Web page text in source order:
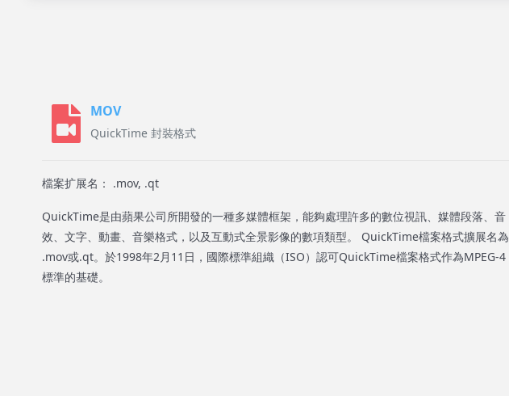
MOV
QuickTime 封裝格式
檔案扩展名： .mov, .qt
QuickTime是由蘋果公司所開發的一種多媒體框架，能夠處理許多的數位視訊、媒體段落、音
效、文字、動畫、音樂格式，以及互動式全景影像的數項類型。 QuickTime檔案格式擴展名為
.mov或.qt。於1998年2月11日，國際標準組織（ISO）認可QuickTime檔案格式作為MPEG-4
標準的基礎。